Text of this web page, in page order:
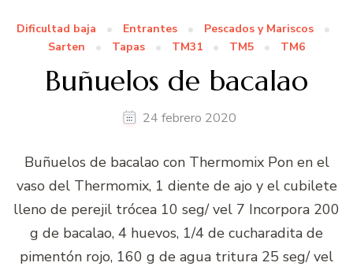
Dificultad baja Entrantes
Pescados y Mariscos
Sarten
Tapas TM31 TM5 TM6
Buñuelos de bacalao
24 febrero 2020
Buñuelos de bacalao con Thermomix Pon en el
vaso del Thermomix, 1 diente de ajo y el cubilete
lleno de perejil trócea 10 seg/ vel 7 Incorpora 200
g de bacalao, 4 huevos, 1/4 de cucharadita de
pimentón rojo, 160 g de agua tritura 25 seg/ vel